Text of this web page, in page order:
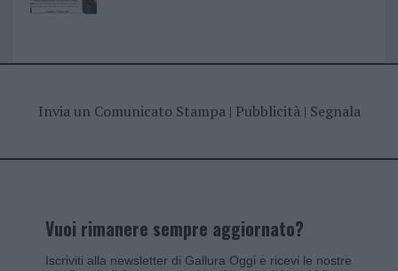
Invia un Comunicato Stampa| Pubblicità| Segnala
Vuoi rimanere sempre aggiornato?
Iscriviti alla newsletter di Gallura Oggi e ricevi le nostre